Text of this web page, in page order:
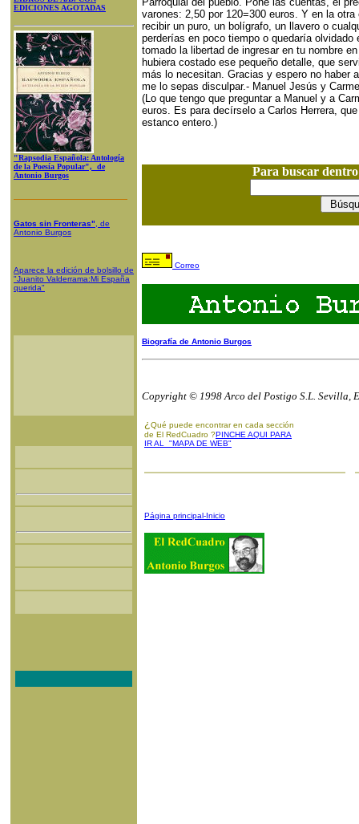
EDICIONES AGOTADAS
"Rapsodia Española: Antología
de la Poesía Popular", de
Antonio Burgos
Gatos sin Fronteras" , de
Antonio Burgos
Aparece la edición de bolsillo de
"Juanito Valderrama:Mi España
querida"
varones: 2,50 por 120=300 euros. Y en la
recibir un puro, un bolígrafo, un llavero o
perderías en poco tiempo o quedaría
tomado la libertad de ingresar en tu nombre
hubiera costado ese pequeño detalle, que
más lo necesitan. Gracias y espero no haber
me lo sepas disculpar.- Manuel Jesús y
(Lo que tengo que preguntar a Manuel y a
euros. Es para decírselo a Carlos Herrera,
estanco entero.)
Para buscar
Correo
Biografía de Antonio Burgos
Copyright © 1998 Arco del Postigo S.L. Sevilla,
¿ Qué puede encontrar en cada sección
de El RedCuadro ?PINCHE AQUI PARA
IR AL "MAPA DE WEB"
Página principal-Inicio